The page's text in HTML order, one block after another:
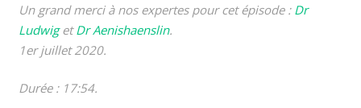
Un grand merci à nos expertes pour cet épisode : Dr
LudwigetDr Aenishaenslin.
1er juillet 2020.
Durée : 17:54.